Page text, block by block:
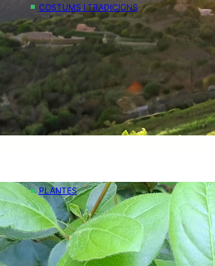
COSTUMS I TRADICIONS
Solstici d’estiu: ritus,
Catsud oct. 7, 2020
Celebrant el dia més llarg. Una
ancestrals del solstici d’estiu.
PLANTES
El marfull
Catsud– nov. 1, 2020